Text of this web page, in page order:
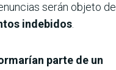
serán objeto de
indebidos
parte de un